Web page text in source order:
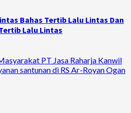
Bahas Tertib Lalu Lintas Dan
Lalu Lintas
PT Jasa Raharja Kanwil
santunan di RS Ar-Royan Ogan